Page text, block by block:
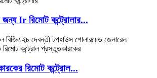
Ir রিমোট কন্ট্রোলার...
রিমোট কন্ট্রোল...